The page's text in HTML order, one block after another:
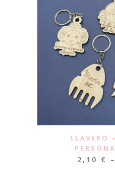
LLAVERO
2,10 € –